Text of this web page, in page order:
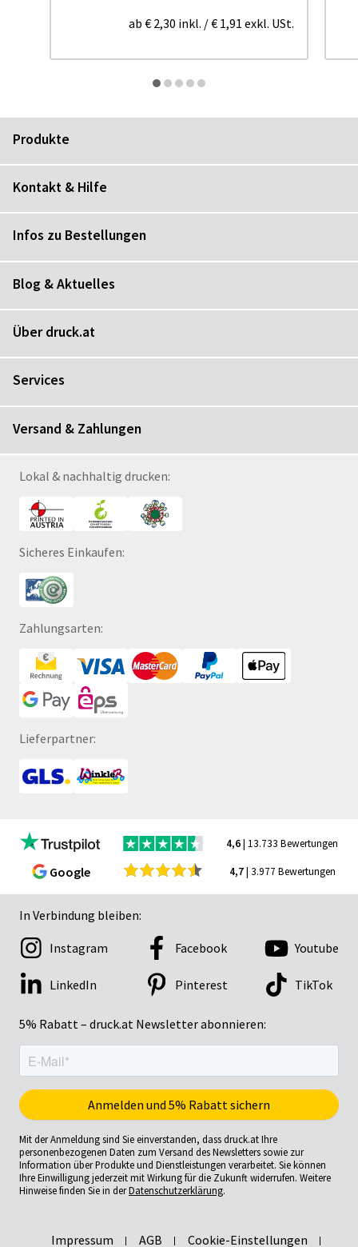
ab € 2,30 inkl. /€ 1,91 exkl. USt.
Produkte
Kontakt & Hilfe
Infos zu Bestellungen
Blog & Aktuelles
Über druck.at
Services
Versand & Zahlungen
Lokal & nachhaltig drucken:
Sicheres Einkaufen:
Zahlungsarten:
Lieferpartner:
4,6| 13.733 Bewertungen
Google 4,7| 3.977 Bewertungen
In Verbindung bleiben:
5% Rabatt – druck.at Newsletter abonnieren:
Instagram Facebook Youtube
LinkedIn Pinterest TikTok
Mit der Anmeldung sind Sie einverstanden, dass druck.at Ihre
personenbezogenen Daten zum Versand des Newsletters sowie zur
Information über Produkte und Dienstleistungen verarbeitet. Sie können
Ihre Einwilligung jederzeit mit Wirkung für die Zukunft widerrufen. Weitere
Hinweise finden Sie in derDatenschutzerklärung.
Impressum AGB Cookie-Einstellungen